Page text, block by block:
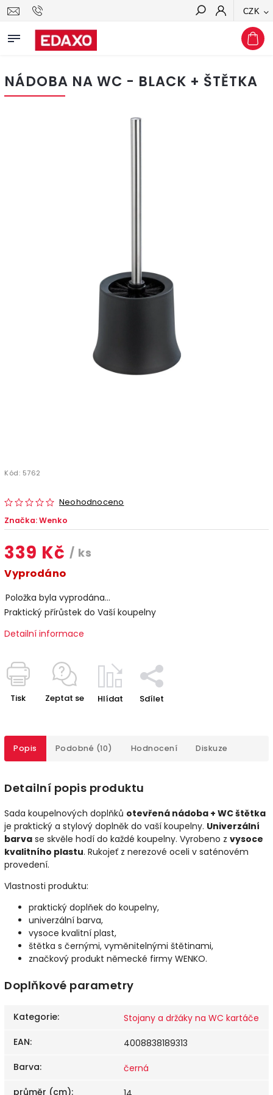
CZK
Hledat
NÁDOBA NA WC - BLACK + ŠTĚTKA
Kód: 5762
Neohodnoceno
Značka:Wenko
339 Kč / ks
Vyprodáno
Položka byla vyprodána…
Praktický přírůstek do Vaší koupelny
Detailní informace
Tisk Zeptat se Hlídat Sdílet
Popis Podobné (10) Hodnocení Diskuze
Detailní popis produktu
Sada koupelnových doplňků otevřená nádoba + WC štětka
je praktický a stylový doplněk do vaší koupelny. Univerzální
barva se skvěle hodí do každé koupelny. Vyrobeno z vysoce
kvalitního plastu. Rukojeť z nerezové oceli v saténovém
provedení.
Vlastnosti produktu:
praktický doplňek do koupelny,
univerzální barva,
vysoce kvalitní plast,
štětka s černými, vyměnitelnými štětinami,
značkový produkt německé firmy WENKO.
Doplňkové parametry
Kategorie:
Stojany a držáky na WC kartáče
EAN:
4008838189313
Barva:
černá
průměr (cm):